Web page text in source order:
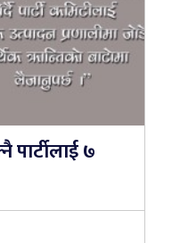
पार्टीलाई ७